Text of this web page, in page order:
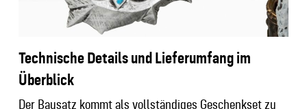
Technische Details und Lieferumfang im
Überblick
Der Bausatz kommt als vollständiges Geschenkset zu